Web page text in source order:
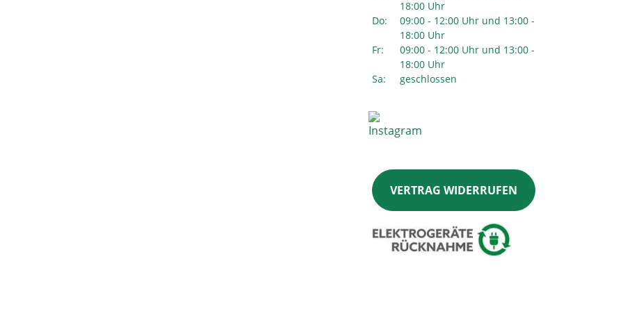
18:00 Uhr
Do:
09:00 - 12:00 Uhr und 13:00 -
18:00 Uhr
Fr:
09:00 - 12:00 Uhr und 13:00 -
18:00 Uhr
Sa:
geschlossen
VERTRAG WIDERRUFEN